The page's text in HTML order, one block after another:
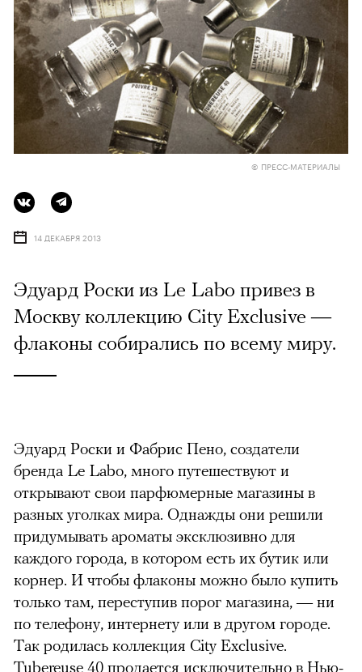
© ПРЕСС-МАТЕРИАЛЫ
14 ДЕКАБРЯ 2013
Эдуард Роски из Le Labo привез в
Москву коллекцию City Exclusive —
флаконы собирались по всему миру.
Эдуард Роски и Фабрис Пено, создатели
бренда Le Labo, много путешествуют и
открывают свои парфюмерные магазины в
разных уголках мира. Однажды они решили
придумывать ароматы эксклюзивно для
каждого города, в котором есть их бутик или
корнер. И чтобы флаконы можно было купить
только там, переступив порог магазина, — ни
по телефону, интернету или в другом городе.
Так родилась коллекция City Exclusive.
Tubereuse 40 продается исключительно в Нью-